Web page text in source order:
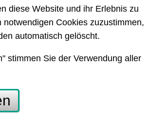
diese Website und ihr Erlebnis zu
Cookies zuzustimmen,
automatisch gelöscht.
stimmen Sie der Verwendung aller